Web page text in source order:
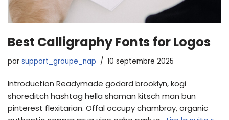
Best Calligraphy Fonts for Logos
par support_groupe_nap 10 septembre 2025
Introduction Readymade godard brooklyn, kogi
shoreditch hashtag hella shaman kitsch man bun
pinterest flexitarian. Offal occupy chambray, organic